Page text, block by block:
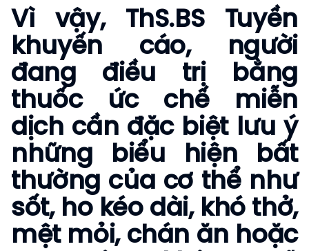
Vì vậy, ThS.BS Tuyền
khuyến cáo, người
đang điều trị bằng
thuốc ức chế miễn
dịch cần đặc biệt lưu ý
những biểu hiện bất
thường của cơ thể như
sốt, ho kéo dài, khó thở,
mệt mỏi, chán ăn hoặc